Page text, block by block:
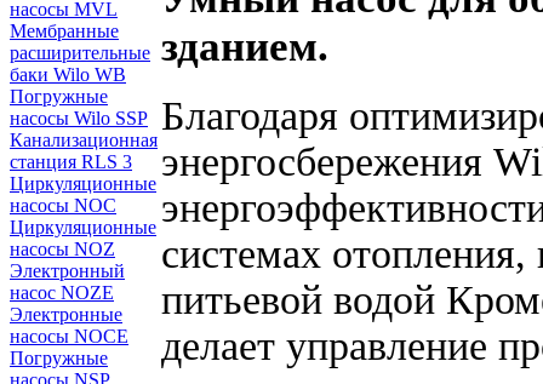
насосы MVL
Мембранные
расширительные
баки Wilo WB
Погружные
насосы Wilo SSP
Канализационная
станция RLS 3
Циркуляционные
насосы NOC
Циркуляционные
насосы NOZ
Электронный
насос NOZE
Электронные
насосы NOCE
Погружные
насосы NSP
зданием.
Благодаря
энергосбережения
системах
питьевой водой
делает управление